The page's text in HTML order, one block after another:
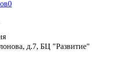
0
д.7, БЦ "Развитие"